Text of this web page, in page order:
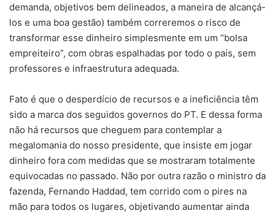
demanda, objetivos bem delineados, a maneira de alcançá-
los e uma boa gestão) também correremos o risco de
transformar esse dinheiro simplesmente em um “bolsa
empreiteiro”, com obras espalhadas por todo o país, sem
professores e infraestrutura adequada.
Fato é que o desperdício de recursos e a ineficiência têm
sido a marca dos seguidos governos do PT. E dessa forma
não há recursos que cheguem para contemplar a
megalomania do nosso presidente, que insiste em jogar
dinheiro fora com medidas que se mostraram totalmente
equivocadas no passado. Não por outra razão o ministro da
fazenda, Fernando Haddad, tem corrido com o pires na
mão para todos os lugares, objetivando aumentar ainda